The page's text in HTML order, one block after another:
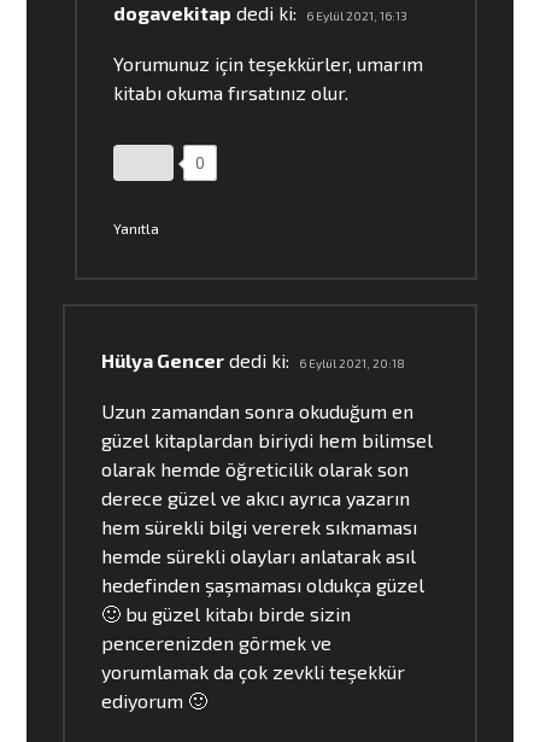
dogavekitap dedi ki: 6 Eylül 2021, 16:13
Yorumunuz için teşekkürler, umarım
kitabı okuma fırsatınız olur.
0
Yanıtla
Hülya Gencer dedi ki: 6 Eylül 2021, 20:18
Uzun zamandan sonra okuduğum en
güzel kitaplardan biriydi hem bilimsel
olarak hemde öğreticilik olarak son
derece güzel ve akıcı ayrıca yazarın
hem sürekli bilgi vererek sıkmaması
hemde sürekli olayları anlatarak asıl
hedefinden şaşmaması oldukça güzel
🙂 bu güzel kitabı birde sizin
pencerenizden görmek ve
yorumlamak da çok zevkli teşekkür
ediyorum 🙂